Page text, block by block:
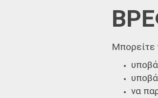
Μπορείτε
να